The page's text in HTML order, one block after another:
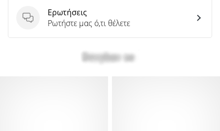
Ερωτήσεις
Ερωτήσεις
Ρωτήστε μας ό,τι θέλετε